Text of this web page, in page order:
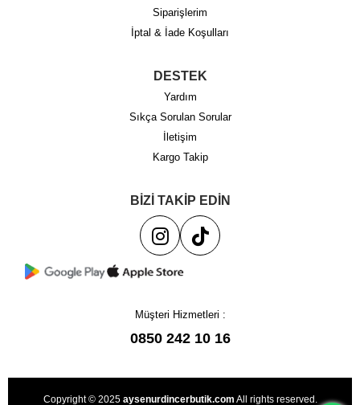
Siparişlerim
İptal & İade Koşulları
DESTEK
Yardım
Sıkça Sorulan Sorular
İletişim
Kargo Takip
BİZİ TAKİP EDİN
Müşteri Hizmetleri :
0850 242 10 16
Copyright © 2025 aysenurdincerbutik.com All rights reserved.